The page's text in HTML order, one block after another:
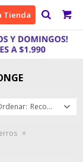
Tienda
Recomendados